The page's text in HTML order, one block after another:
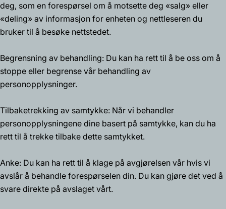
deg, som en forespørsel om å motsette deg «salg» eller
«deling» av informasjon for enheten og nettleseren du
bruker til å besøke nettstedet.
Begrensning av behandling: Du kan ha rett til å be oss om å
stoppe eller begrense vår behandling av
personopplysninger.
Tilbaketrekking av samtykke: Når vi behandler
personopplysningene dine basert på samtykke, kan du ha
rett til å trekke tilbake dette samtykket.
Anke: Du kan ha rett til å klage på avgjørelsen vår hvis vi
avslår å behandle forespørselen din. Du kan gjøre det ved å
svare direkte på avslaget vårt.